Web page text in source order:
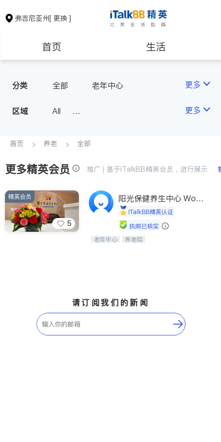
弗吉尼亚州[ 更换 ]
首页 生活
保险理财
银行贷款
建筑装修 教育
养老 非盈利组织
分类 全部 老年中心 更多
区域
All
C.)
Roanoke & Lynchburg
更多
首页 养老 全部
更多精英会员 推广 | 基于iTalkBB精英会员，进行展示
5
精英会员
阳光保健养生中心 World
shineiTalkBB精英认证
执照已核实
阳光保健养生中心为老年人提供日间护
老年中心 养老院
请订阅我们的新闻